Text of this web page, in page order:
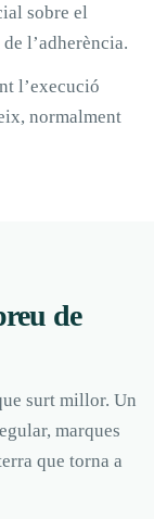
sobre el
l’adherència.
l’execució
normalment
de
surt millor. Un
marques
que torna a